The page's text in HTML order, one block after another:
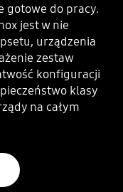
gotowe do pracy.
jest w nie
urządzenia
zestaw
konfiguracji
klasy
na całym